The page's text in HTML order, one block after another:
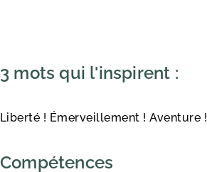
3 mots qui l'inspirent :
Liberté ! Émerveillement ! Aventure !
Compétences